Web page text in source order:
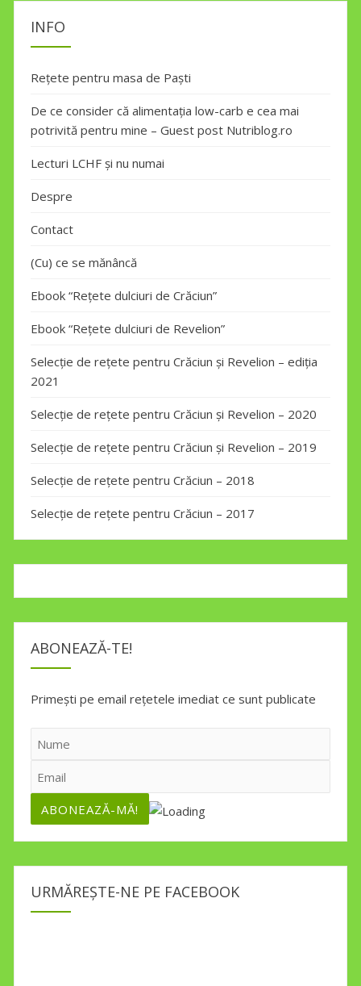
INFO
Rețete pentru masa de Paști
De ce consider că alimentația low-carb e cea mai
potrivită pentru mine – Guest post Nutriblog.ro
Lecturi LCHF și nu numai
Despre
Contact
(Cu) ce se mănâncă
Ebook “Rețete dulciuri de Crăciun”
Ebook “Rețete dulciuri de Revelion”
Selecție de rețete pentru Crăciun și Revelion – ediția
2021
Selecție de rețete pentru Crăciun și Revelion – 2020
Selecție de rețete pentru Crăciun și Revelion – 2019
Selecție de rețete pentru Crăciun – 2018
Selecție de rețete pentru Crăciun – 2017
ABONEAZĂ-TE!
Primești pe email rețetele imediat ce sunt publicate
URMĂREȘTE-NE PE FACEBOOK